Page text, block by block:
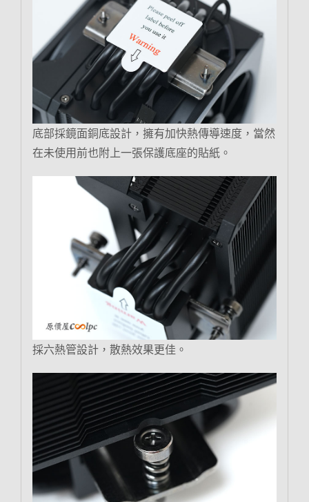
底部採鏡面銅底設計，擁有加快熱傳導速度，當然
在未使用前也附上一張保護底座的貼紙。
採六熱管設計，散熱效果更佳。